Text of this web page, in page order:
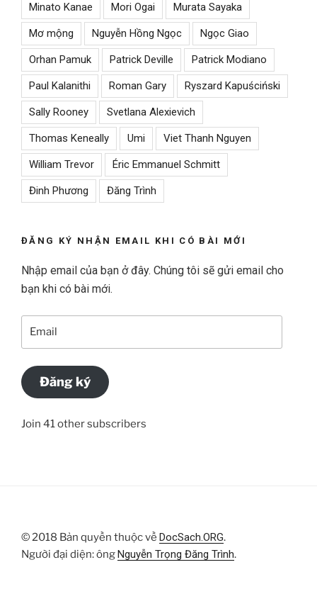
Minato Kanae Mori Ogai Murata Sayaka
Mơ mộng Nguyễn Hồng Ngọc Ngọc Giao
Orhan Pamuk Patrick Deville Patrick Modiano
Paul Kalanithi Roman Gary Ryszard Kapuściński
Sally Rooney Svetlana Alexievich
Thomas Keneally Umi Viet Thanh Nguyen
William Trevor Éric Emmanuel Schmitt
Đinh Phương Đăng Trình
ĐĂNG KÝ NHẬN EMAIL KHI CÓ BÀI MỚI
Nhập email của bạn ở đây. Chúng tôi sẽ gửi email cho
bạn khi có bài mới.
Đăng ký
Join 41 other subscribers
© 2018 Bản quyền thuộc về DocSach.ORG.
Người đại diện: ôngNguyễn Trọng Đăng Trình.